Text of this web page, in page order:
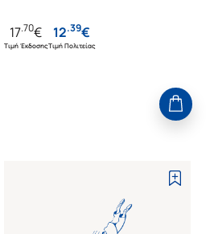
17.70€
Τιμή Έκδοσης
12.39€
Τιμή Πολιτείας